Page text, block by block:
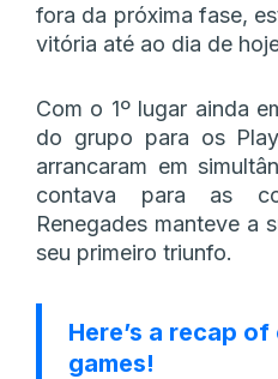
fora da próxima fase,
vitória até ao dia de
Com o 1º lugar ainda
do grupo para os
arrancaram em
contava para as
Renegades manteve a
seu primeiro triunfo.
Here’s a recap
games!